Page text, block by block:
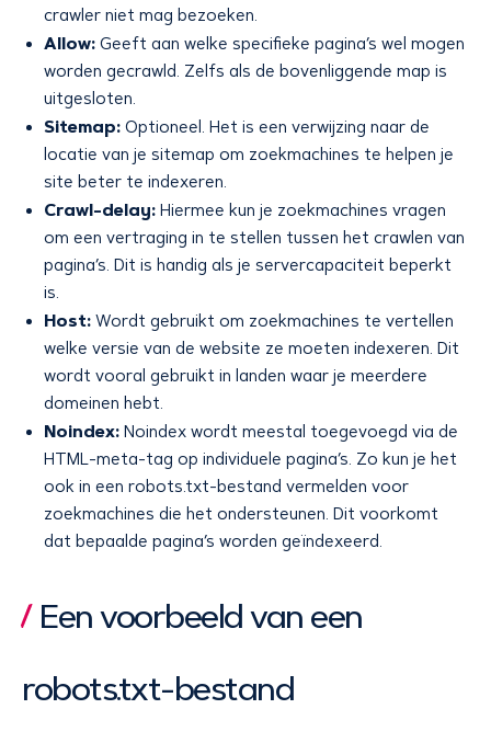
crawler niet mag bezoeken.
Allow: Geeft aan welke specifieke pagina’s wel mogen
worden gecrawld. Zelfs als de bovenliggende map is
uitgesloten.
Sitemap: Optioneel. Het is een verwijzing naar de
locatie van je sitemap om zoekmachines te helpen je
site beter te indexeren.
Crawl-delay: Hiermee kun je zoekmachines vragen
om een vertraging in te stellen tussen het crawlen van
pagina’s. Dit is handig als je servercapaciteit beperkt
is.
Host: Wordt gebruikt om zoekmachines te vertellen
welke versie van de website ze moeten indexeren. Dit
wordt vooral gebruikt in landen waar je meerdere
domeinen hebt.
Noindex: Noindex wordt meestal toegevoegd via de
HTML-meta-tag op individuele pagina’s. Zo kun je het
ook in een robots.txt-bestand vermelden voor
zoekmachines die het ondersteunen. Dit voorkomt
dat bepaalde pagina’s worden geïndexeerd.
Een voorbeeld van een
robots.txt-bestand